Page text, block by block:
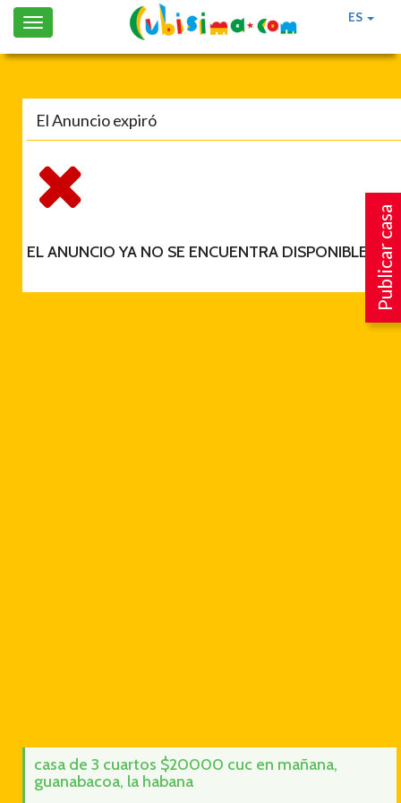
ES
Toggle
navigation
Publicar casa
El Anuncio expiró
EL ANUNCIO YA NO SE ENCUENTRA DISPONIBLE.
casa de 3 cuartos $20000 cuc en mañana,
guanabacoa, la habana